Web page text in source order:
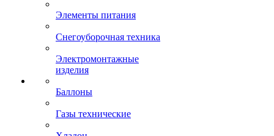
Элементы питания
Снегоуборочная техника
Электромонтажные
изделия
Баллоны
Газы технические